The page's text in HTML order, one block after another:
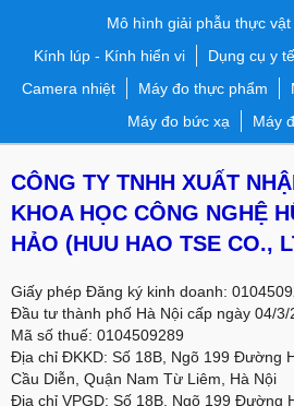
Mô hình giải phẫu thực
Kính lúp - Kính hiển vi
Dụng cụ y
Camera nhiệt
Máy đo thực phẩm
Máy đo bức xạ
Máy
CÔNG TY TNHH XUẤT
KHOA HỌC CÔNG NGHỆ
HẢO (HUU HAO TSE CO.,
Giấy phép Đăng ký kinh doanh:
Đầu tư thành phố Hà Nội cấp ngày 04/3/
Mã số thuế: 0104509289
Địa chỉ ĐKKD: Số 18B, Ngõ 199 Đường
Cầu Diễn, Quận Nam Từ Liêm, Hà Nội
Địa chỉ VPGD: Số 18B, Ngõ 199 Đường